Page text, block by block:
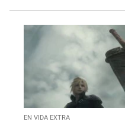
EN VIDA EXTRA